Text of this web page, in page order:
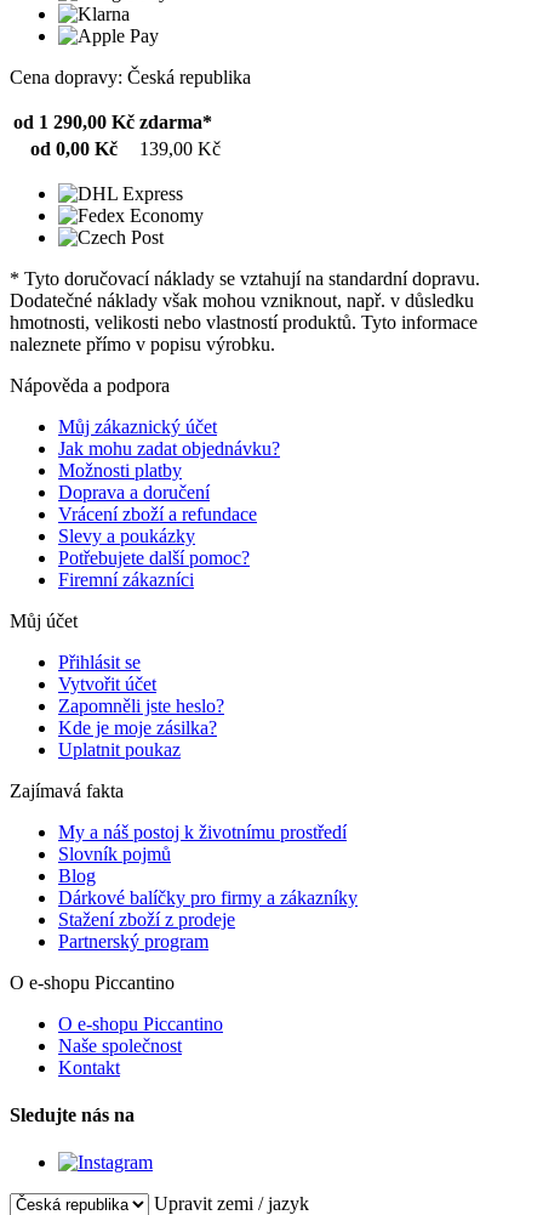
Cena dopravy: Česká republika
od 1 290,00 Kč zdarma*
od 0,00 Kč
139,00 Kč
* Tyto doručovací náklady se vztahují na standardní dopravu.
Dodatečné náklady však mohou vzniknout, např. v důsledku
hmotnosti, velikosti nebo vlastností produktů. Tyto informace
naleznete přímo v popisu výrobku.
Nápověda a podpora
Můj zákaznický účet
Jak mohu zadat objednávku?
Možnosti platby
Doprava a doručení
Vrácení zboží a refundace
Slevy a poukázky
Potřebujete další pomoc?
Firemní zákazníci
Můj účet
Přihlásit se
Vytvořit účet
Zapomněli jste heslo?
Kde je moje zásilka?
Uplatnit poukaz
Zajímavá fakta
My a náš postoj k životnímu prostředí
Slovník pojmů
Blog
Dárkové balíčky pro firmy a zákazníky
Stažení zboží z prodeje
Partnerský program
O e-shopu Piccantino
O e-shopu Piccantino
Naše společnost
Kontakt
Sledujte nás na
Upravit zemi / jazyk